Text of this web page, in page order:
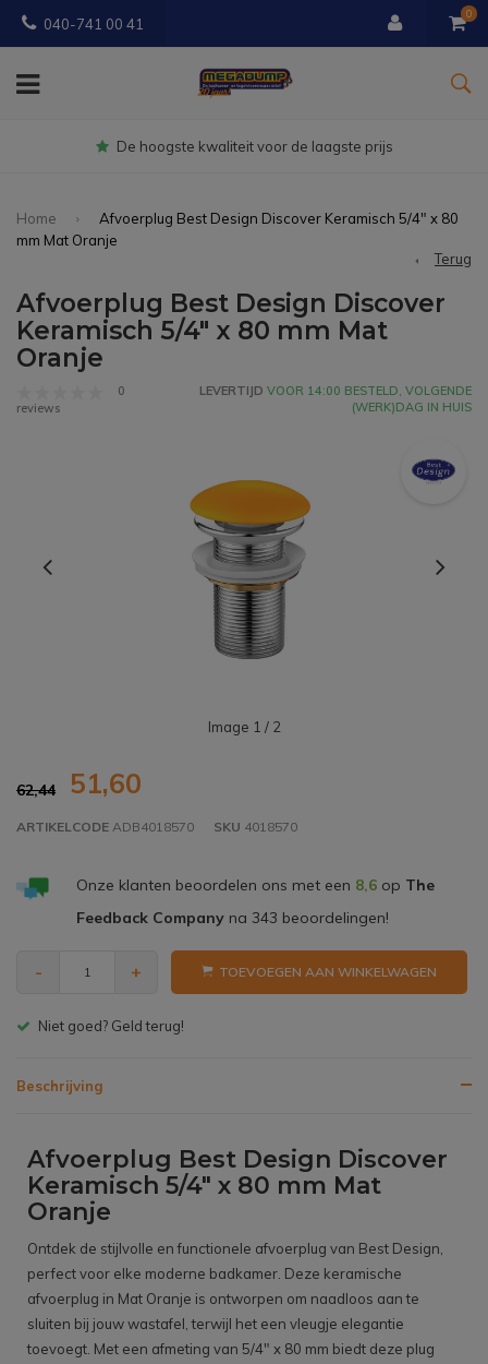
040-741 00 41
0
Gratisbezorgd vanaf € 150
Home
Afvoerplug Best Design Discover Keramisch 5/4" x 80
mm Mat Oranje
Terug
Afvoerplug Best Design Discover
Keramisch 5/4" x 80 mm Mat
Oranje
0
reviews
LEVERTIJD VOOR 14:00 BESTELD, VOLGENDE
(WERK)DAG IN HUIS
Image 1 / 2
62,44 51,60
ARTIKELCODE ADB4018570 SKU 4018570
Onze klanten beoordelen ons met een 8,6op The
Feedback Companyna 343 beoordelingen!
- + TOEVOEGEN AAN WINKELWAGEN
Gratis bezorgen v.a. € 150,- (NL)
Beschrijving
Afvoerplug Best Design Discover
Keramisch 5/4" x 80 mm Mat
Oranje
Ontdek de stijlvolle en functionele afvoerplug van Best Design,
perfect voor elke moderne badkamer. Deze keramische
afvoerplug in Mat Oranje is ontworpen om naadloos aan te
sluiten bij jouw wastafel, terwijl het een vleugje elegantie
toevoegt. Met een afmeting van 5/4" x 80 mm biedt deze plug